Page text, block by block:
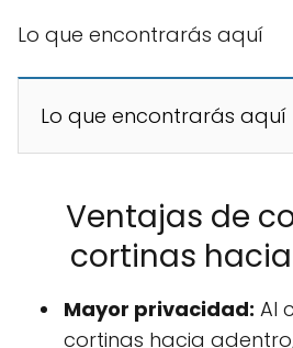
Lo que encontrarás aquí
Lo que encontrarás aquí
Ventajas de
cortinas
Mayor privacidad: Al
cortinas hacia